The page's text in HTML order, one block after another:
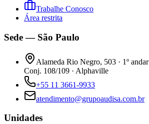
Trabalhe Conosco
Área restrita
Sede — São Paulo
Alameda Rio Negro, 503 · 1º andar
Conj. 108/109 · Alphaville
+55 11 3661-9933
atendimento@grupoaudisa.com.br
Unidades